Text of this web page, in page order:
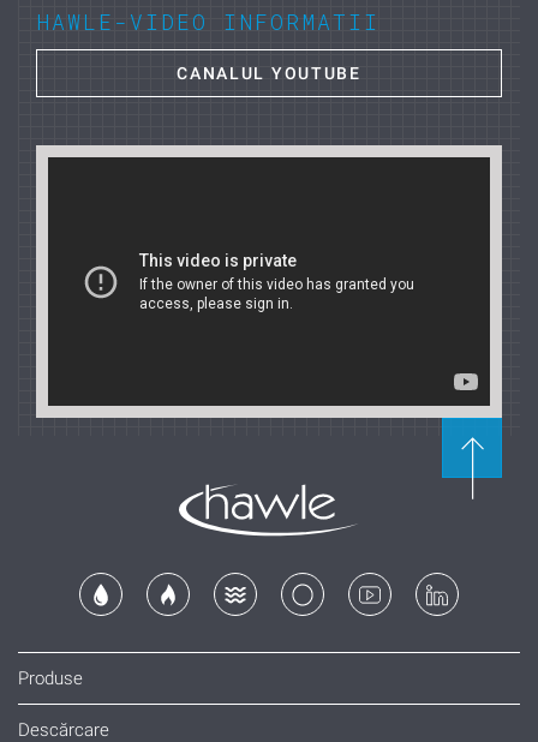
HAWLE-VIDEO INFORMATII
CANALUL YOUTUBE
Produse
Descărcare